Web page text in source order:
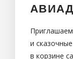
и
в корзине